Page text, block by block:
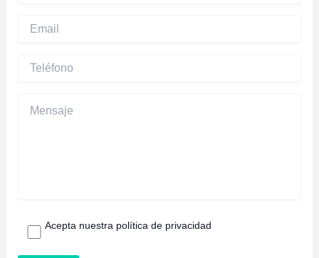
Acepta nuestra política de privacidad